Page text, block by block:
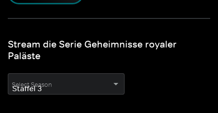
Stream die Serie Geheimnisse royaler
Paläste
Select Season